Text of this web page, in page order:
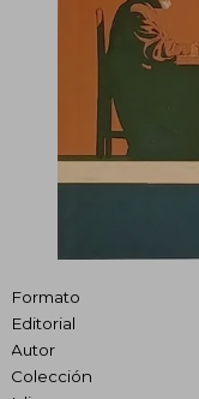
Formato
Editorial
Autor
Colección